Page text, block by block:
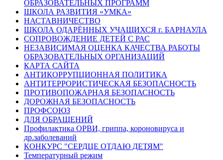
ОБРАЗОВАТЕЛЬНЫХ ПРОГРАММ
ШКОЛА РАЗВИТИЯ «УМКА»
НАСТАВНИЧЕСТВО
ШКОЛА ОДАРЁННЫХ УЧАЩИХСЯ г. БАРНАУЛА
СОПРОВОЖДЕНИЕ ДЕТЕЙ С РАС
НЕЗАВИСИМАЯ ОЦЕНКА КАЧЕСТВА РАБОТЫ
ОБРАЗОВАТЕЛЬНЫХ ОРГАНИЗАЦИЙ
КАРТА САЙТА
АНТИКОРРУПЦИОННАЯ ПОЛИТИКА
АНТИТЕРРОРИСТИЧЕСКАЯ БЕЗОПАСНОСТЬ
ПРОТИВОПОЖАРНАЯ БЕЗОПАСНОСТЬ
ДОРОЖНАЯ БЕЗОПАСНОСТЬ
ПРОФСОЮЗ
ДЛЯ ОБРАЩЕНИЙ
Профилактика ОРВИ, гриппа, короновируса и
др.заболеваний
КОНКУРС "СЕРДЦЕ ОТДАЮ ДЕТЯМ"
Температурный режим